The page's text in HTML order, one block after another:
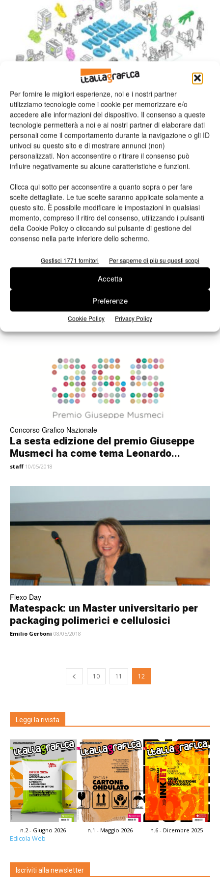
Per fornire le migliori esperienze, noi e i nostri partner
utilizziamo tecnologie come i cookie per memorizzare e/o
accedere alle informazioni del dispositivo. Il consenso a queste
tecnologie permetterà a noi e ai nostri partner di elaborare dati
personali come il comportamento durante la navigazione o gli ID
univoci su questo sito e di mostrare annunci (non)
personalizzati. Non acconsentire o ritirare il consenso può
influire negativamente su alcune caratteristiche e funzioni.
Clicca qui sotto per acconsentire a quanto sopra o per fare
scelte dettagliate. Le tue scelte saranno applicate solamente a
questo sito. È possibile modificare le impostazioni in qualsiasi
momento, compreso il ritiro del consenso, utilizzando i pulsanti
della Cookie Policy o cliccando sul pulsante di gestione del
consenso nella parte inferiore dello schermo.
Gestisci 1771 fornitori Per saperne di più su questi scopi
Accetta
Preferenze
Cookie Policy Privacy Policy
Formazione
Da Ricoh la nuova ricerca The Future of
Print
staff 28/06/2018
Gli incontri di Print4All al servizio dei
professionisti del printing
Concorso Grafico Nazionale
La sesta edizione del premio Giuseppe
Musmeci ha come tema Leonardo...
staff 10/05/2018
Flexo Day
Matespack: un Master universitario per
packaging polimerici e cellulosici
Emilio Gerboni 08/05/2018
10 11 12
Leggi la rivista
n.2 - Giugno 2026 n.1 - Maggio 2026 n.6 - Dicembre 2025
Edicola Web
Iscriviti alla newsletter